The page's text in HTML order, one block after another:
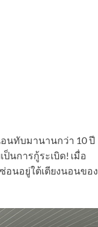
อนทับมานานกว่า 10 ปี
นการกู้ระเบิด! เมื่อ
อนอยู่ใต้เตียงนอนของ